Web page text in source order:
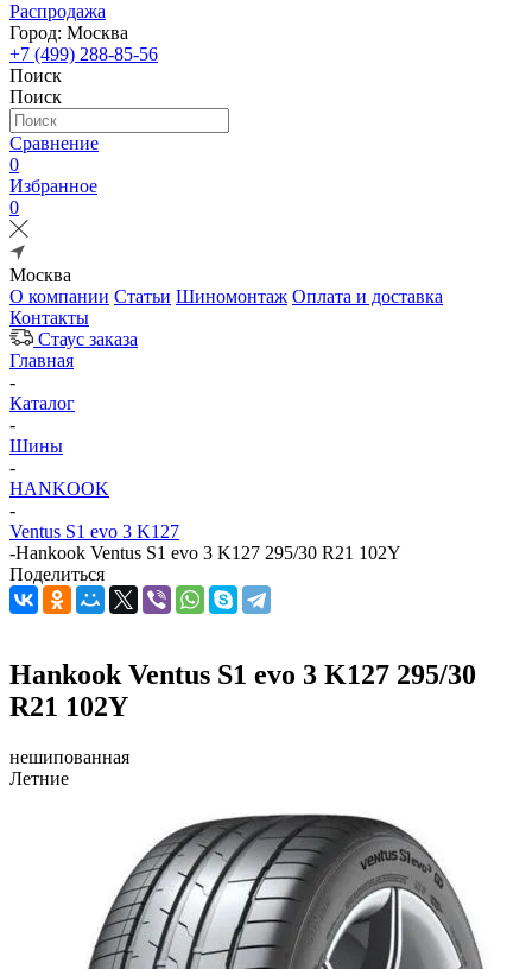
Распродажа
Город: Москва
+7 (499) 288-85-56
Поиск
Поиск
Сравнение
0
Избранное
0
Москва
О компании Статьи Шиномонтаж Оплата и доставка
Контакты
Стаус заказа
Главная
-
Каталог
-
Шины
-
HANKOOK
-
Ventus S1 evo 3 K127
-Hankook Ventus S1 evo 3 K127 295/30 R21 102Y
Поделиться
Hankook Ventus S1 evo 3 K127 295/30
R21 102Y
нешипованная
Летние